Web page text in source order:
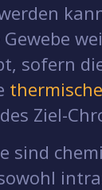
sofern
thermische
des Ziel-
sind